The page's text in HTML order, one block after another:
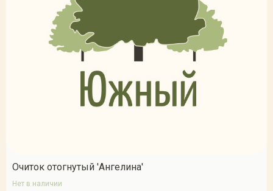
Очиток отогнутый 'Ангелина'
Нет в наличии